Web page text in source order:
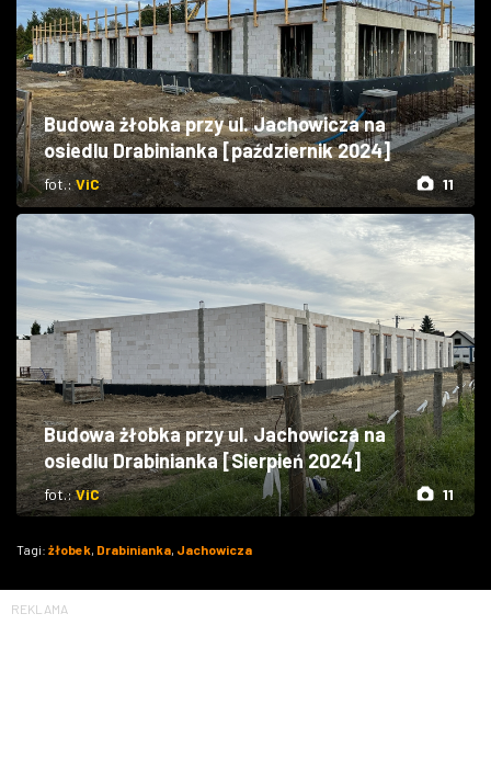
Budowa żłobka przy ul. Jachowicza na
osiedlu Drabinianka [październik 2024]
fot.:ViC 11
Budowa żłobka przy ul. Jachowicza na
osiedlu Drabinianka [Sierpień 2024]
fot.:ViC 11
Tagi: żłobek, Drabinianka, Jachowicza
REKLAMA